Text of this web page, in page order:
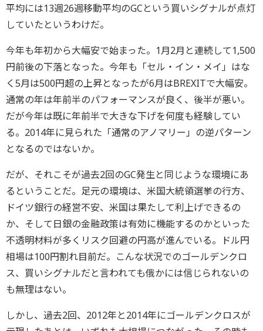
平均には13週26週移動平均のGCという買いシグナルが点灯
していたというわけだ。
今年も年初から大幅安で始まった。1月2月と連続して1,500
円前後の下落となった。今年も「セル・イン・メイ」はな
く5月は500円超の上昇となったが6月はBREXITで大幅安。
通常の年は年前半のパフォーマンスが良く、後半が悪い。
だが今年は既に年前半で大きな下げを何度も経験してい
る。2014年に見られた「通常のアノマリー」の逆パターン
となるのではないか。
だが、それこそが過去2回のGC発生と同じような環境にあ
るということだ。足元の環境は、米国大統領選挙の行方、
ドイツ銀行の経営不安、米国は果たして利上げできるの
か、そして日銀の金融政策は有効に機能するのかといった
不透明材料が多くリスク回避の円高が進んでいる。ドル円
相場は100円割れ目前だ。こんな状況でのゴールデンクロ
ス、買いシグナルだと言われても俄かには信じられないの
も無理はない。
しかし、過去2回、2012年と2014年にゴールデンクロスが